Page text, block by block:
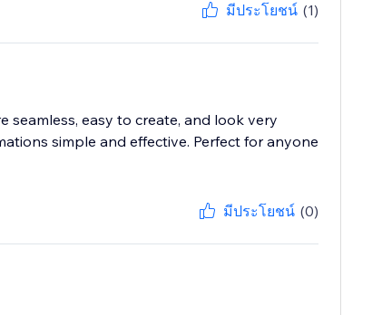
มีประโยชน์ (1)
seamless, easy to create, and look very
simple and effective. Perfect for anyone
มีประโยชน์ (0)